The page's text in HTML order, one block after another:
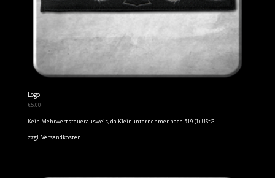
Logo
€5,00
Kein Mehrwertsteuerausweis, da Kleinunternehmer nach §19 (1) UStG.
zzgl.Versandkosten